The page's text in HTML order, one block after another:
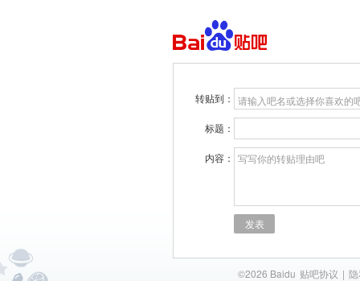
转贴到： 请输入吧名或选择你喜欢的
标题：
内容： 写写你的转贴理由吧
发表
©2026 Baidu 贴吧协议 |